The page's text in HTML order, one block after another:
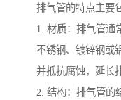
排气管的特点主要
1. 材质：排气管通
不锈钢、镀锌钢或
并抵抗腐蚀，延长
2. 结构：排气管的